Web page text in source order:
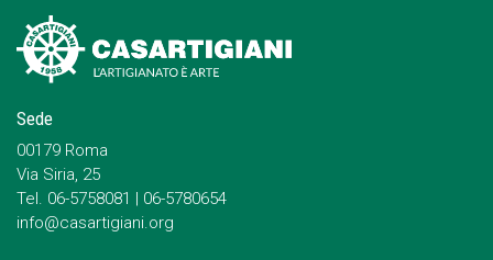
Sede
00179 Roma
Via Siria, 25
Tel. 06-5758081 | 06-5780654
info@casartigiani.org